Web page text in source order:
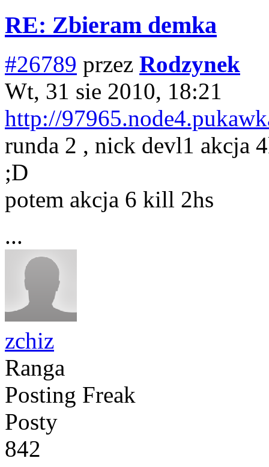
RE: Zbieram demka
#26789 przez Rodzynek
Wt, 31 sie 2010, 18:21
http://
runda 2 , nick devl1 akcja
;D
potem akcja 6 kill 2hs
...
zchiz
Ranga
Posting Freak
Posty
842